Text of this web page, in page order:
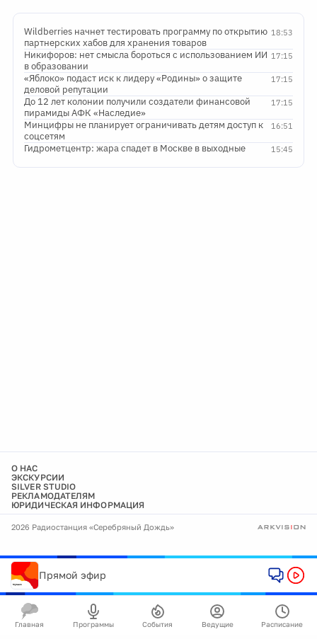
18:53
Wildberries начнет тестировать программу по открытию
партнерских хабов для хранения товаров
17:15
Никифоров: нет смысла бороться с использованием ИИ
в образовании
17:15
«Яблоко» подаст иск к лидеру «Родины» о защите
деловой репутации
17:15
До 12 лет колонии получили создатели финансовой
пирамиды АФК «Наследие»
16:51
Минцифры не планирует ограничивать детям доступ к
соцсетям
15:45
Гидрометцентр: жара спадет в Москве в выходные
О НАС
ЭКСКУРСИИ
SILVER STUDIO
РЕКЛАМОДАТЕЛЯМ
ЮРИДИЧЕСКАЯ ИНФОРМАЦИЯ
2026 Радиостанция «Серебряный Дождь»
Прямой эфир
Главная Программы События Ведущие Расписание